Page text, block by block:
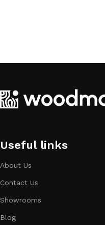
Useful links
About Us
Contact Us
Showrooms
Blog